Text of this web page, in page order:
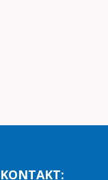
KONTAKT: